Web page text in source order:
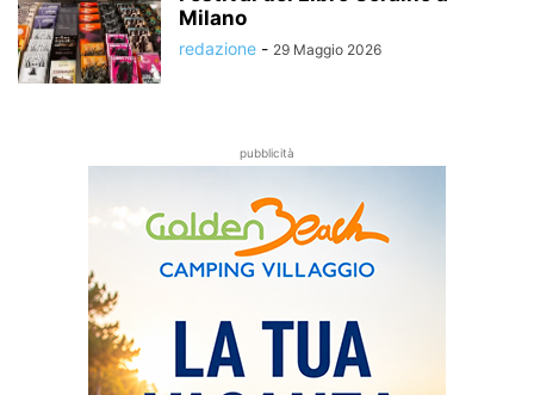
Milano
redazione - 29 Maggio 2026
pubblicità